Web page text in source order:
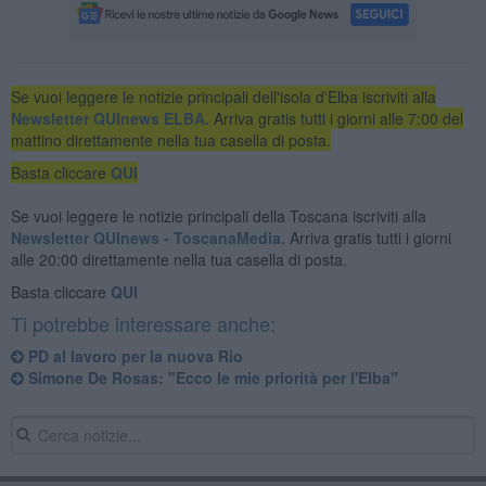
Se vuoi leggere le notizie principali dell'isola d'Elba iscriviti alla
Newsletter QUInews ELBA. Arriva gratis tutti i giorni alle 7:00 del
mattino direttamente nella tua casella di posta.
Basta cliccare QUI
Se vuoi leggere le notizie principali della Toscana iscriviti alla
Newsletter QUInews - ToscanaMedia. Arriva gratis tutti i giorni
alle 20:00 direttamente nella tua casella di posta.
Basta cliccare QUI
Ti potrebbe interessare anche:
PD al lavoro per la nuova Rio
Simone De Rosas: "Ecco le mie priorità per l'Elba"